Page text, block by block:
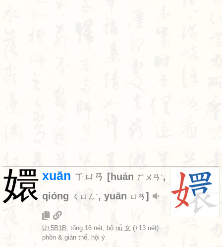
嬛 xuān ㄒㄩㄢ [huán ㄏㄨㄢˊ,
qióng
ㄑㄩㄥˊ, yuān ㄩㄢ]
U+5B1B, tổng 16 nét, bộ nǚ 女 (+13 nét)
phồn & giản thể, hội ý